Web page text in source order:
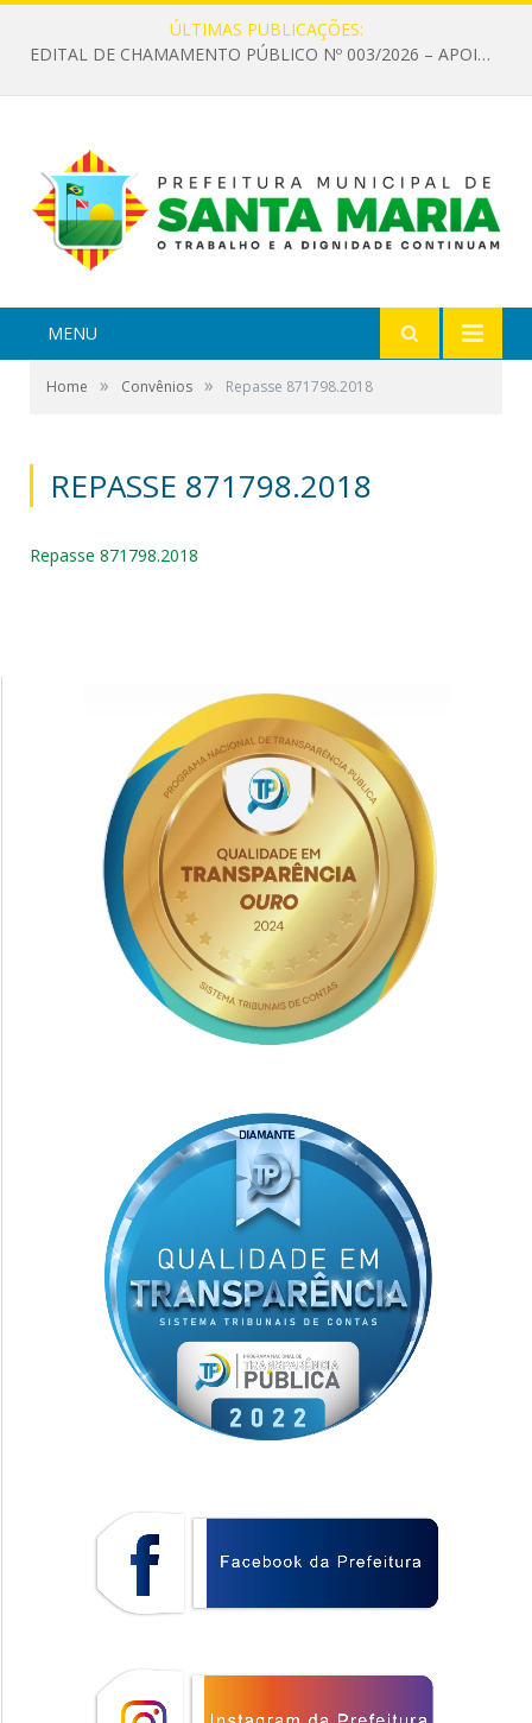
ÚLTIMAS PUBLICAÇÕES:
EDITAL DE CHAMAMENTO PÚBLICO Nº 003/2026 – APOIO À INFRAESTRUTURA CULTURAL
MENU
Home » Convênios » Repasse 871798.2018
REPASSE 871798.2018
Repasse 871798.2018